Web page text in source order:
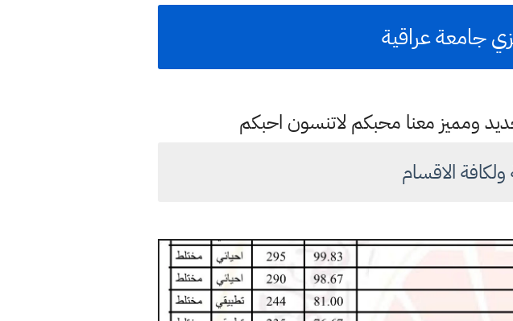
جامعة عراقية
ومميز معنا محبكم لاتنسون احبكم
الاقسام